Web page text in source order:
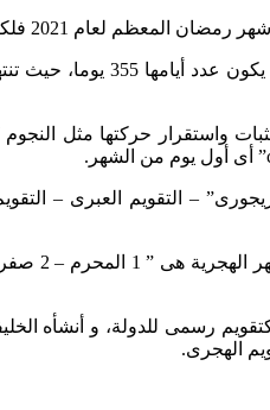
واستقرار حركتها مثل
– التقويم العبرى –
كتقويم رسمى للدولة، و أنشأه